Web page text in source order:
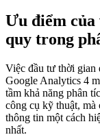
Ưu điểm của
quy trong
Việc đầu tư thời gian
Google Analytics 4
tầm khả năng phân
công cụ kỹ thuật,
thông tin một cách
nhất.